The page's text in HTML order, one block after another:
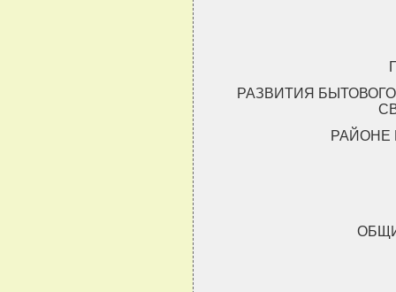
РАЗВИТИЯ
РАЙОНЕ